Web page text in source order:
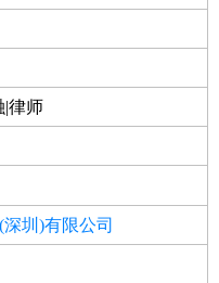
|律师
圳)有限公司